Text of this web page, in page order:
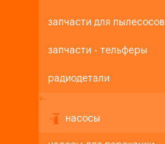
запчасти для пылесосов
запчасти - тельферы
радиодетали
+-
насосы